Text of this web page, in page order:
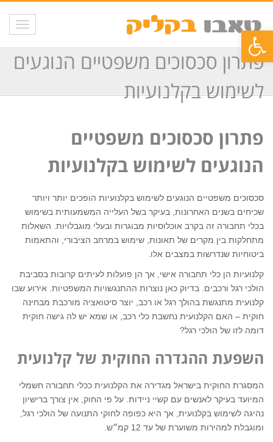
פתח סרגל נגישות
פתרון סכסוכים משפטיים הנוגעים
לשימוש בקלנועיות
פתרון סכסוכים משפטיים
הנוגעים לשימוש בקלנועיות
סכסוכים משפטיים הנוגעים לשימוש בקלנועיות הופכים יותר ויותר
שכיחים בשנים האחרונות, בעיקר בשל העלייה המשמעותית בשימוש
בכלי תחבורה זה בקרב אוכלוסיות מבוגרות ובעלי מוגבלויות. השאלות
מתחלקות בין מקרים של תאונות, שימוש במרחב הציבורי, והתאמות
ביטוחיות שנדרשות במצבים אלו.
קלנועיות הן כלי תחבורה אישי, אך הן פועלות לעיתים קרובות בסביבת
הולכי רגל ורכבים. בדיוק כאן נוצרות ההתנגשויות המשפטיות. אירוע שבו
קלנועית מתנגשת בהולך רגל או רכב, יוצר סיטואציה מורכבת מבחינה
חוקית – האם הקלנועית נחשבת כלי רכב, או שמא יש לה גישה חוקית
דומה לזו של הולכי רגל?
השפעת ההגדרה החוקית של קלנועית
המסגרת החוקית בישראל מגדירה את הקלנועית ככלי תחבורה חשמלי
המיועד בעיקר לאנשים עם קשיי ניידות. על פי החוק, אין צורך ברישיון
נהיגה לשימוש בקלנועית, אך היא כפופה לחוקי התנועה של הולכי רגל,
ומוגבלת למהירות משוערת של עד 12 קמ״ש.